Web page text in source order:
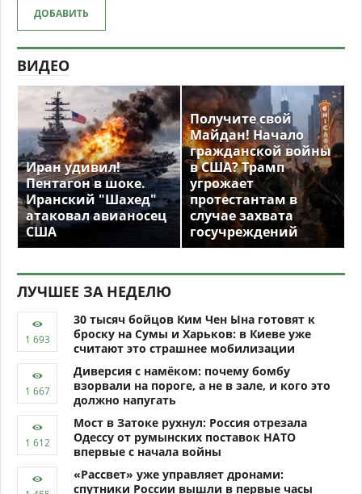
ДОБАВИТЬ
ВИДЕО
Иран удивил!
Пентагон в шоке.
Иранский "Шахед"
атаковал авианосец
США
Получите свой
Майдан! Начало
гражданской войны
в США? Трамп
угрожает
протестантам в
случае захвата
госучреждений
ЛУЧШЕЕ ЗА НЕДЕЛЮ
30 тысяч бойцов Ким Чен Ына готовят к
броску на Сумы и Харьков: в Киеве уже
считают это страшнее мобилизации
Диверсия с намёком: почему бомбу
взорвали на пороге, а не в зале, и кого это
должно напугать
Мост в Затоке рухнул: Россия отрезала
Одессу от румынских поставок НАТО
впервые с начала войны
«Рассвет» уже управляет дронами:
спутники России вышли в первые часы